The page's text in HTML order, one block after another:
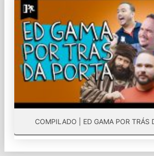
COMPILADO | ED GAMA POR TRÁS